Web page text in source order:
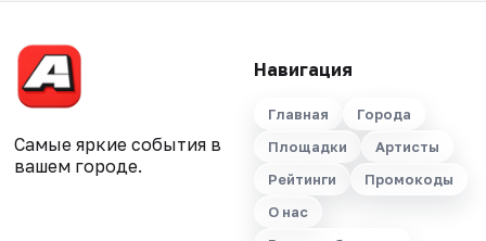
Самые яркие события в
вашем городе.
Навигация
Главная
Города
Площадки
Артисты
Рейтинги
Промокоды
О нас